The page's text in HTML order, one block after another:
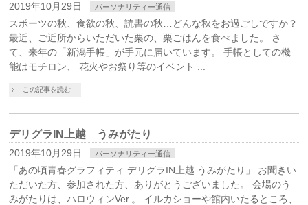
2019年10月29日 パーソナリティー通信
スポーツの秋、食欲の秋、読書の秋…どんな秋をお過ごしですか？
最近、ご近所からいただいた栗の、栗ごはんを食べました。 さ
て、来年の「新潟手帳」が手元に届いています。 手帳としての機
能はモチロン、 花火やお祭り等のイベント ...
この記事を読む
デリグラIN上越 うみがたり
2019年10月29日 パーソナリティー通信
「あの頃青春グラフィティ デリグラIN上越 うみがたり」 お聞きい
ただいた方、参加された方、ありがとうございました。 会場のう
みがたりは、ハロウィンVer.。 イルカショーや館内いたるところ、